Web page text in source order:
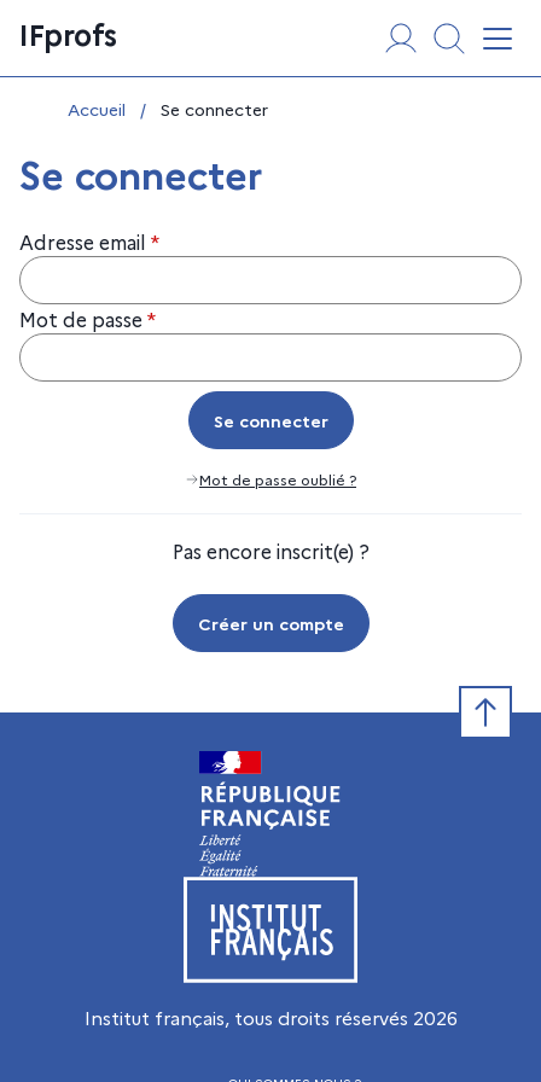
au
contenu
IFprofs
Vous êtes ici :
Accueil / Se connecter
Se connecter
Adresse email *
Mot de passe *
Se connecter
Se connecter
Mot de passe oublié ?
Pas encore inscrit(e) ?
Créer un compte
Visiter le site de l’Institut français
Institut français, tous droits réservés 2026